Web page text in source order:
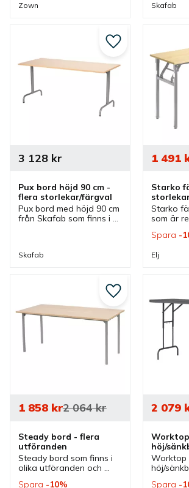
olika miljöer.
Zown Skafab
Pux bord höjd 90 cm -
flera storlekar/färgval
Pux bord med höjd 90 cm
från Skafab som finns i
högre mötesbord.
3 128kr
Skafab
Lägg till i
Starko
Starko
som är
och
1 491
Spara
Elj
Steady bord - flera
utföranden
Steady bord som finns i
olika utföranden och
1 858kr2 064kr
Spara 10%
Lägg till i
höj/
Worktop
höj/
2 079
Spara